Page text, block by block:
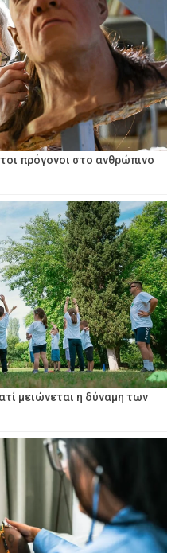
πρόγονοι στο ανθρώπινο
μειώνεται η δύναμη των